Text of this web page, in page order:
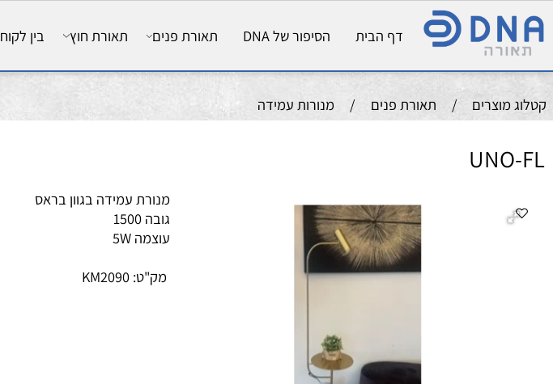
דף הבית הסיפור של DNA תאורת פנים תאורת חוץ בין לקוחותנו
/ תאורת פנים / מנורות עמידה
מנורת עמידה בגוון בראס
עוצמה 5W
מק"ט: KM2090